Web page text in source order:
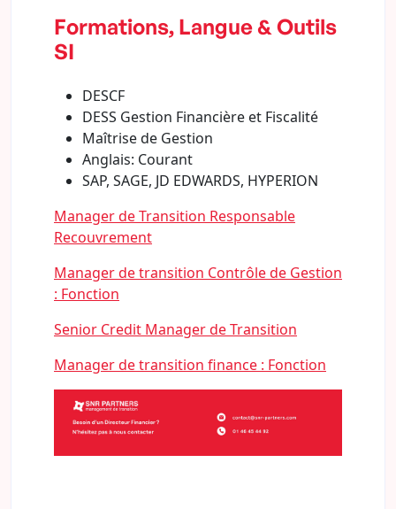
Formations, Langue & Outils
SI
DESCF
DESS Gestion Financière et Fiscalité
Maîtrise de Gestion
Anglais: Courant
SAP, SAGE, JD EDWARDS, HYPERION
Manager de Transition Responsable
Recouvrement
Manager de transition Contrôle de Gestion
: Fonction
Senior Credit Manager de Transition
Manager de transition finance : Fonction